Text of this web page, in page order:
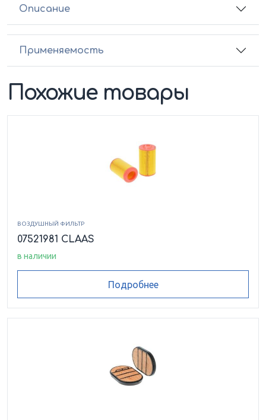
Описание
Применяемость
Похожие товары
ВОЗДУШНЫЙ ФИЛЬТР
07521981 CLAAS
в наличии
Подробнее